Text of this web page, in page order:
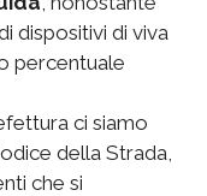
dispositivi di viva
percentuale
ci siamo
della Strada,
che si